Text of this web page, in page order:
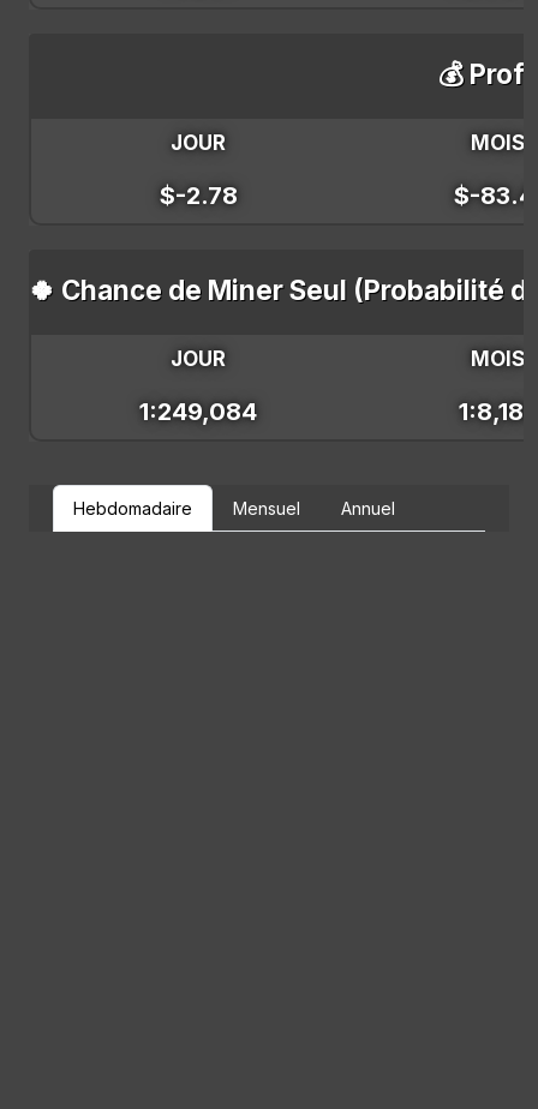
💰
JOUR MOIS
$-2.78 $-
🍀 Chance de Miner Seul (Probabilité
JOUR MOIS
1:249,084 1:8,183
Hebdomadaire Mensuel Annuel